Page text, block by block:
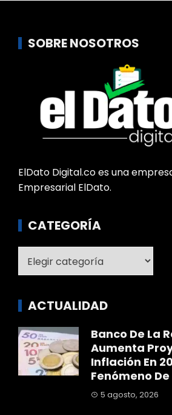
SOBRE NOSOTROS
ElDato Digital.co es una
Empresarial ElDato.
CATEGORÍA
ACTUALIDAD
Banco De La
Aumenta
Inflación En
Fenómeno De
5 agosto, 2026